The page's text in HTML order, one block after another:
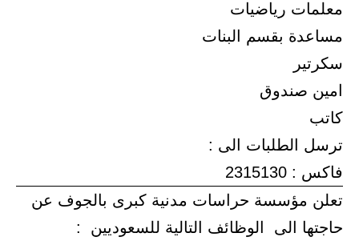
معلمات رياضيات
مساعدة بقسم البنات
سكرتير
امين صندوق
كاتب
ترسل الطلبات الى :
فاكس : 2315130
تعلن مؤسسة حراسات مدنية كبرى بالجوف عن
حاجتها الى الوظائف التالية للسعوديين :